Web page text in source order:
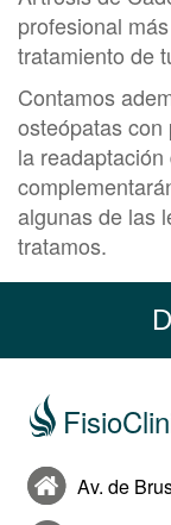
profesional
tratamiento de
Contamos
osteópatas
la
algunas de las
tratamos.
Av. de